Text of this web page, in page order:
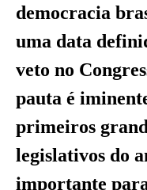
democracia
uma data
veto no
pauta é
primeiros
legislativos do
importante